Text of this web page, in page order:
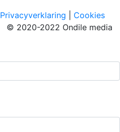
Privacyverklaring
Cookies
© 2020-2022 Ondile media